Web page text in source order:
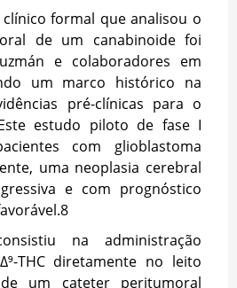
formal que analisou o
de um canabinoide foi
e colaboradores em
um marco histórico na
pré-clínicas para o
estudo piloto de fase I
com glioblastoma
uma neoplasia cerebral
e com prognóstico
8
na administração
THC diretamente no leito
um cateter peritumoral